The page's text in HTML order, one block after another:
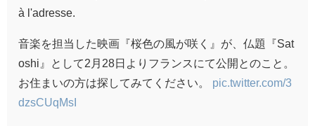
à l'adresse.
音楽を担当した映画『桜色の風が咲く』が、仏題『Sat
oshi』として2月28日よりフランスにて公開とのこと。
お住まいの方は探してみてください。 pic.twitter.com/3
dzsCUqMsI